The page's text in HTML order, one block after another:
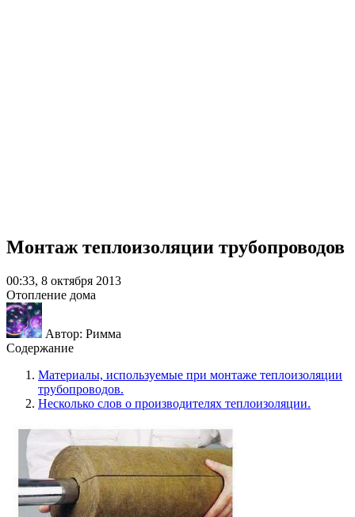
Монтаж теплоизоляции трубопроводов
00:33, 8 октября 2013
Отопление дома
Автор: Римма
Содержание
Материалы, используемые при монтаже теплоизоляции
трубопроводов.
Несколько слов о производителях теплоизоляции.